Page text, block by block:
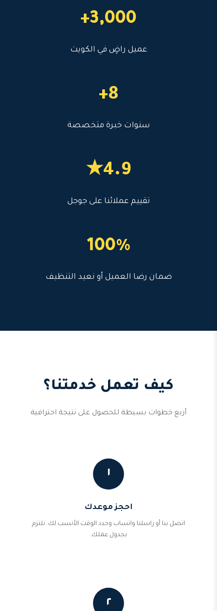
3,000+
عميل راضٍ في الكويت
8+
سنوات خبرة متخصصة
4.9★
تقييم عملائنا على جوجل
100%
ضمان رضا العميل أو نعيد التنظيف
كيف تعمل خدمتنا؟
أربع خطوات بسيطة للحصول على نتيجة احترافية
١
احجز موعدك
اتصل بنا أو راسلنا واتساب وحدد الوقت الأنسب لك. نلتزم
بجدول عملك.
٢